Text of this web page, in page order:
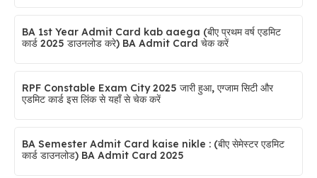
BA 1st Year Admit Card kab aaega (बीए प्रथम वर्ष एडमिट
कार्ड 2025 डाउनलोड करे) BA Admit Card चेक करें
RPF Constable Exam City 2025 जारी हुआ, एग्जाम सिटी और
एडमिट कार्ड इस लिंक से यहाँ से चेक करें
BA Semester Admit Card kaise nikle : (बीए सेमेस्टर एडमिट
कार्ड डाउनलोड) BA Admit Card 2025